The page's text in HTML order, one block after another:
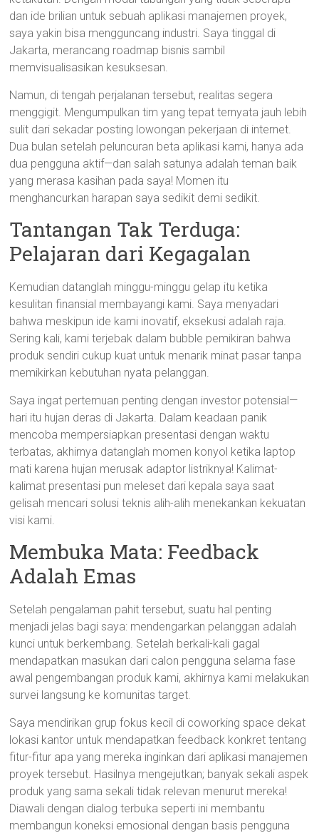
dan ide brilian untuk sebuah aplikasi manajemen proyek,
saya yakin bisa mengguncang industri. Saya tinggal di
Jakarta, merancang roadmap bisnis sambil
memvisualisasikan kesuksesan.
Namun, di tengah perjalanan tersebut, realitas segera
menggigit. Mengumpulkan tim yang tepat ternyata jauh lebih
sulit dari sekadar posting lowongan pekerjaan di internet.
Dua bulan setelah peluncuran beta aplikasi kami, hanya ada
dua pengguna aktif—dan salah satunya adalah teman baik
yang merasa kasihan pada saya! Momen itu
menghancurkan harapan saya sedikit demi sedikit.
Tantangan Tak Terduga:
Pelajaran dari Kegagalan
Kemudian datanglah minggu-minggu gelap itu ketika
kesulitan finansial membayangi kami. Saya menyadari
bahwa meskipun ide kami inovatif, eksekusi adalah raja.
Sering kali, kami terjebak dalam bubble pemikiran bahwa
produk sendiri cukup kuat untuk menarik minat pasar tanpa
memikirkan kebutuhan nyata pelanggan.
Saya ingat pertemuan penting dengan investor potensial—
hari itu hujan deras di Jakarta. Dalam keadaan panik
mencoba mempersiapkan presentasi dengan waktu
terbatas, akhirnya datanglah momen konyol ketika laptop
mati karena hujan merusak adaptor listriknya! Kalimat-
kalimat presentasi pun meleset dari kepala saya saat
gelisah mencari solusi teknis alih-alih menekankan kekuatan
visi kami.
Membuka Mata: Feedback
Adalah Emas
Setelah pengalaman pahit tersebut, suatu hal penting
menjadi jelas bagi saya: mendengarkan pelanggan adalah
kunci untuk berkembang. Setelah berkali-kali gagal
mendapatkan masukan dari calon pengguna selama fase
awal pengembangan produk kami, akhirnya kami melakukan
survei langsung ke komunitas target.
Saya mendirikan grup fokus kecil di coworking space dekat
lokasi kantor untuk mendapatkan feedback konkret tentang
fitur-fitur apa yang mereka inginkan dari aplikasi manajemen
proyek tersebut. Hasilnya mengejutkan; banyak sekali aspek
produk yang sama sekali tidak relevan menurut mereka!
Diawali dengan dialog terbuka seperti ini membantu
membangun koneksi emosional dengan basis pengguna